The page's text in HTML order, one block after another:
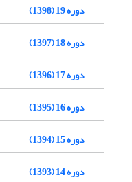
دوره 19 (1398)
دوره 18 (1397)
دوره 17 (1396)
دوره 16 (1395)
دوره 15 (1394)
دوره 14 (1393)